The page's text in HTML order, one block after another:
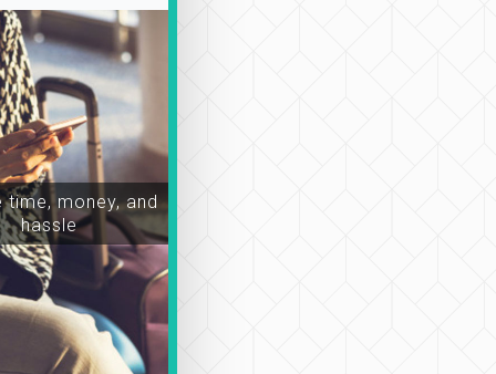
time, money, and
hassle